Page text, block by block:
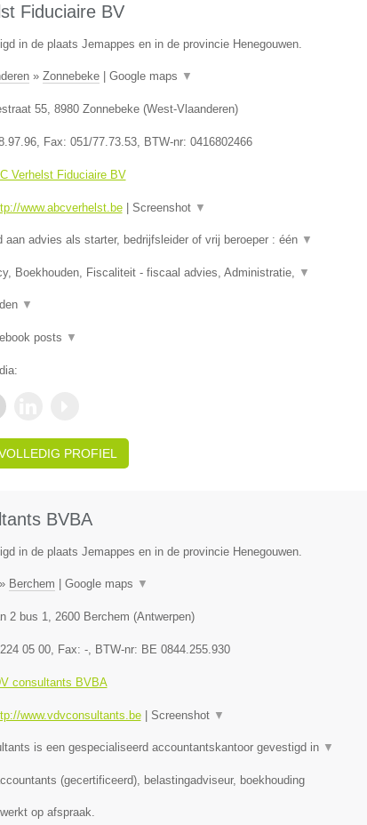
Fiduciaire BV
in de plaats Jemappes en in de provincie Henegouwen.
» Zonnebeke| Google maps ▼
55, 8980 Zonnebeke(West-Vlaanderen)
, Fax: 051/77.73.53, BTW-nr: 0416802466
Verhelst Fiduciaire BV
www.abcverhelst.be| Screenshot ▼
aan advies als starter, bedrijfsleider of vrij beroeper : één ▼
Boekhouden, Fiscaliteit - fiscaal advies, Administratie, ▼
▼
posts ▼
PROFIEL
BVBA
in de plaats Jemappes en in de provincie Henegouwen.
Berchem Google maps ▼
2 bus 1, 2600 Berchem (Antwerpen)
05 00, Fax: -, BTW-nr: BE 0844.255.930
consultants BVBA
www.vdvconsultants.be| Screenshot ▼
is een gespecialiseerd accountantskantoor gevestigd in ▼
(gecertificeerd), belastingadviseur, boekhouding
op afspraak.